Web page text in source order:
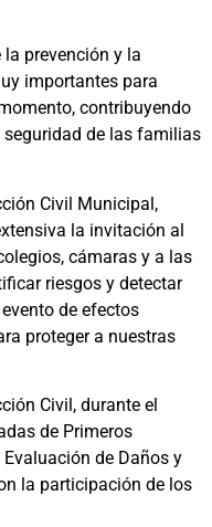
prevención y la
importantes para
contribuyendo
de las familias
Civil Municipal,
la invitación al
cámaras y a las
riesgos y detectar
de efectos
proteger a nuestras
Civil, durante el
de Primeros
de Daños y
la participación de los